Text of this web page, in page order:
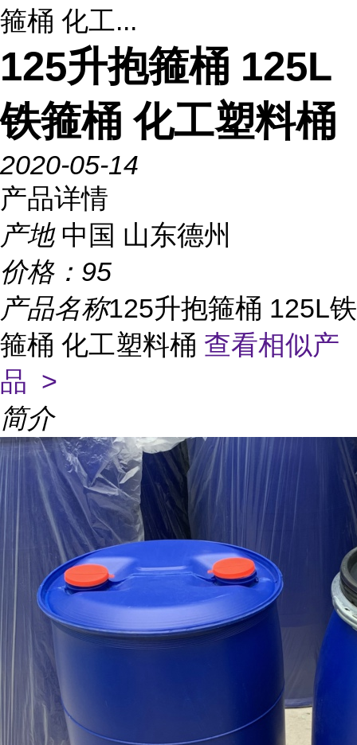
箍桶 化工...
125升抱箍桶 125L
铁箍桶 化工塑料桶
2020-05-14
产品详情
产地 中国 山东德州
价格： 95
产品名称125升抱箍桶 125L铁
箍桶 化工塑料桶 查看相似产
品 >
简介